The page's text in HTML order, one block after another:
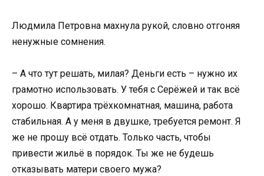
Людмила Петровна махнула рукой, словно отгоняя
ненужные сомнения.
– А что тут решать, милая? Деньги есть – нужно их
грамотно использовать. У тебя с Серёжей и так всё
хорошо. Квартира трёхкомнатная, машина, работа
стабильная. А у меня в двушке, требуется ремонт. Я
же не прошу всё отдать. Только часть, чтобы
привести жильё в порядок. Ты же не будешь
отказывать матери своего мужа?